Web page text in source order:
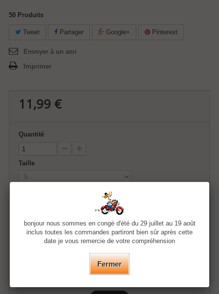
50 Produits
Tweet Partager Google+ Pinterest
Envoyer à un ami
Imprimer
11,99 €
Quantité
Taille
Ajouter au panier
Ajouter à ma liste d'envies
bonjour nous sommes en congé d'été du 29 juillet au 19 août
inclus toutes les commandes partiront bien sûr après cette
date je vous remercie de votre compréhension
Fermer